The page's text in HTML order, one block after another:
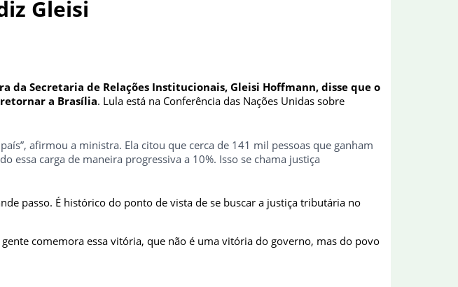
Gleisi
da Secretaria de Relações Institucionais, Gleisi Hoffmann, disse que o
a Brasília. Lula está na Conferência das Nações Unidas sobre
afirmou a ministra. Ela citou que cerca de 141 mil pessoas que ganham
essa carga de maneira progressiva a 10%. Isso se chama justiça
passo. É histórico do ponto de vista de se buscar a justiça tributária no
gente comemora essa vitória, que não é uma vitória do governo, mas do povo